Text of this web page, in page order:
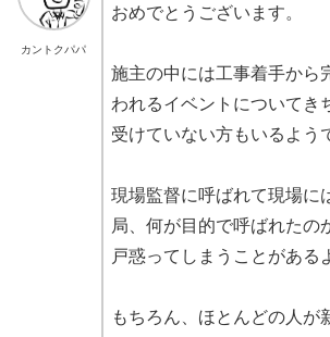
カントクパパ
おめでとうございます。
施主の中には工事着手から
われるイベントについてき
受けていない方もいるよう
現場監督に呼ばれて現場に
局、何が目的で呼ばれたの
戸惑ってしまうことがある
もちろん、ほとんどの人が